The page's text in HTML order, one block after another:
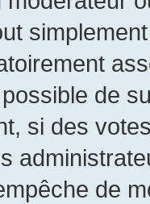
de
si des
de